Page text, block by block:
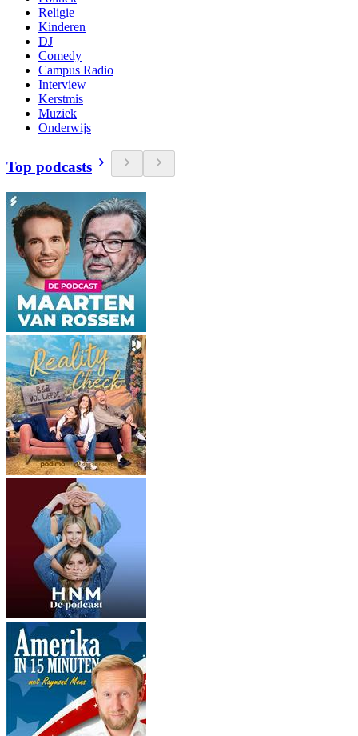
Religie
Kinderen
DJ
Comedy
Campus Radio
Interview
Kerstmis
Muziek
Onderwijs
Top podcasts